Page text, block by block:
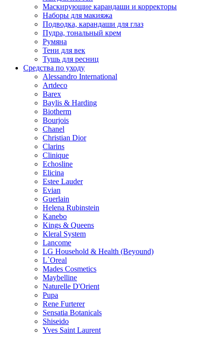
Маскирующие карандаши и корректоры
Наборы для макияжа
Подводка, карандаши для глаз
Пудра, тональный крем
Румяна
Тени для век
Тушь для ресниц
Средства по уходу
Alessandro International
Artdeco
Barex
Baylis & Harding
Biotherm
Bourjois
Chanel
Christian Dior
Clarins
Clinique
Echosline
Elicina
Estee Lauder
Evian
Guerlain
Helena Rubinstein
Kanebo
Kings & Queens
Kleral System
Lancome
LG Household & Health (Beyound)
L`Oreal
Mades Cosmetics
Maybelline
Naturelle D'Orient
Pupa
Rene Furterer
Sensatia Botanicals
Shiseido
Yves Saint Laurent